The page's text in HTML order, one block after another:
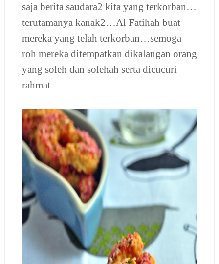
saja berita saudara2 kita yang terkorban…
terutamanya kanak2…Al Fatihah buat
mereka yang telah terkorban…semoga
roh mereka ditempatkan dikalangan orang
yang soleh dan solehah serta dicucuri
rahmat...